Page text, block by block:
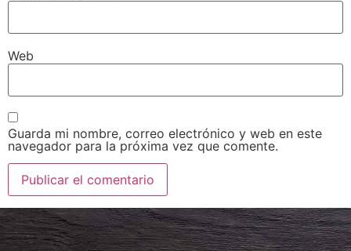
Web
Guarda mi nombre, correo electrónico y web en este
navegador para la próxima vez que comente.